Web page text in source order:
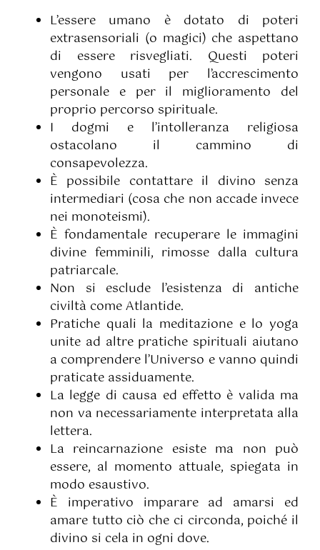
L’essere umano è dotato di poteri
extrasensoriali (o magici) che aspettano
di essere risvegliati. Questi poteri
vengono usati per l’accrescimento
personale e per il miglioramento del
proprio percorso spirituale.
I dogmi e l’intolleranza religiosa
ostacolano il cammino di
consapevolezza.
È possibile contattare il divino senza
intermediari (cosa che non accade invece
nei monoteismi).
È fondamentale recuperare le immagini
divine femminili, rimosse dalla cultura
patriarcale.
Non si esclude l’esistenza di antiche
civiltà come Atlantide.
Pratiche quali la meditazione e lo yoga
unite ad altre pratiche spirituali aiutano
a comprendere l’Universo e vanno quindi
praticate assiduamente.
La legge di causa ed effetto è valida ma
non va necessariamente interpretata alla
lettera.
La reincarnazione esiste ma non può
essere, al momento attuale, spiegata in
modo esaustivo.
È imperativo imparare ad amarsi ed
amare tutto ciò che ci circonda, poiché il
divino si cela in ogni dove.